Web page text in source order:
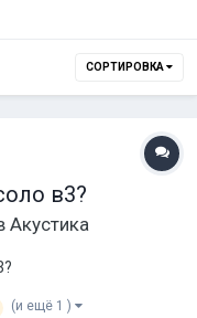
СОРТИРОВКА
в3?
Акустика
(и ещё 1 )